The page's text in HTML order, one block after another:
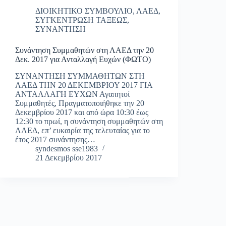
ΔΙΟΙΚΗΤΙΚΟ ΣΥΜΒΟΥΛΙΟ, ΛΑΕΔ,
ΣΥΓΚΕΝΤΡΩΣΗ ΤΑΞΕΩΣ,
ΣΥΝΑΝΤΗΣΗ
Συνάντηση Συμμαθητών στη ΛΑΕΔ την 20
Δεκ. 2017 για Ανταλλαγή Ευχών (ΦΩΤΟ)
ΣΥΝΑΝΤΗΣΗ ΣΥΜΜΑΘΗΤΩΝ ΣΤΗ
ΛΑΕΔ ΤΗΝ 20 ΔΕΚΕΜΒΡΙΟΥ 2017 ΓΙΑ
ΑΝΤΑΛΛΑΓΗ ΕΥΧΩΝ Αγαπητοί
Συμμαθητές, Πραγματοποιήθηκε την 20
Δεκεμβρίου 2017 και από ώρα 10:30 έως
12:30 το πρωί, η συνάντηση συμμαθητών στη
ΛΑΕΔ, επ’ ευκαιρία της τελευταίας για το
έτος 2017 συνάντησης…
syndesmos sse1983
21 Δεκεμβρίου 2017